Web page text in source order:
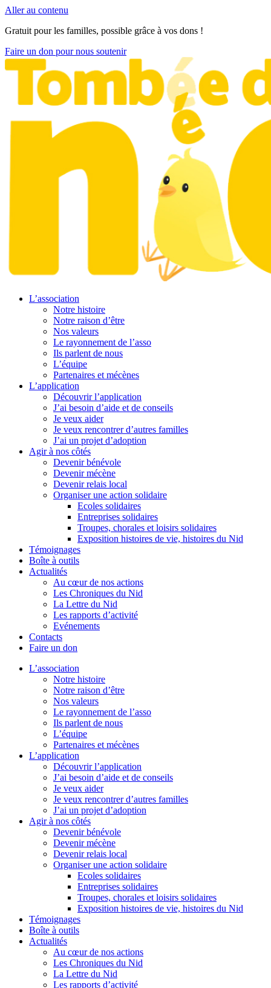
Aller au contenu
Gratuit pour les familles, possible grâce à vos dons !
Faire un don pour nous soutenir
L’association
Notre histoire
Notre raison d’être
Nos valeurs
Le rayonnement de l’asso
Ils parlent de nous
L’équipe
Partenaires et mécènes
L’application
Découvrir l’application
J’ai besoin d’aide et de conseils
Je veux aider
Je veux rencontrer d’autres familles
J’ai un projet d’adoption
Agir à nos côtés
Devenir bénévole
Devenir mécène
Devenir relais local
Organiser une action solidaire
Ecoles solidaires
Entreprises solidaires
Troupes, chorales et loisirs solidaires
Exposition histoires de vie, histoires du Nid
Témoignages
Boîte à outils
Actualités
Au cœur de nos actions
Les Chroniques du Nid
La Lettre du Nid
Les rapports d’activité
Evénements
Contacts
Faire un don
L’association
Notre histoire
Notre raison d’être
Nos valeurs
Le rayonnement de l’asso
Ils parlent de nous
L’équipe
Partenaires et mécènes
L’application
Découvrir l’application
J’ai besoin d’aide et de conseils
Je veux aider
Je veux rencontrer d’autres familles
J’ai un projet d’adoption
Agir à nos côtés
Devenir bénévole
Devenir mécène
Devenir relais local
Organiser une action solidaire
Ecoles solidaires
Entreprises solidaires
Troupes, chorales et loisirs solidaires
Exposition histoires de vie, histoires du Nid
Témoignages
Boîte à outils
Actualités
Au cœur de nos actions
Les Chroniques du Nid
La Lettre du Nid
Les rapports d’activité